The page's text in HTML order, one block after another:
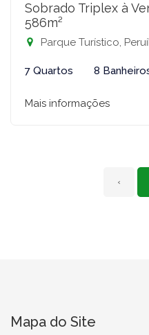
Sobrado Triplex à
586m²
Parque Turístico,
7 Quartos 8
Mais informações
‹
Mapa do Site